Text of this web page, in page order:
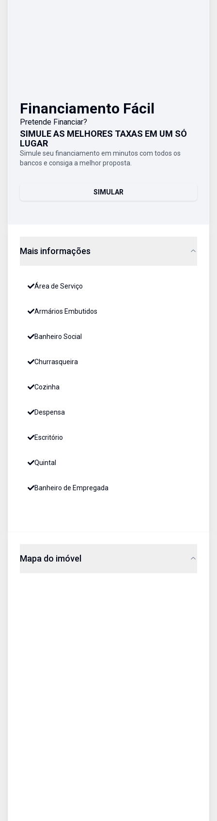
Financiamento Fácil
Pretende Financiar?
SIMULE AS MELHORES TAXAS EM UM SÓ
LUGAR
Simule seu financiamento em minutos com todos os
bancos e consiga a melhor proposta.
SIMULAR
Mais informações
Área de Serviço
Armários Embutidos
Banheiro Social
Churrasqueira
Cozinha
Despensa
Escritório
Quintal
Banheiro de Empregada
Mapa do imóvel